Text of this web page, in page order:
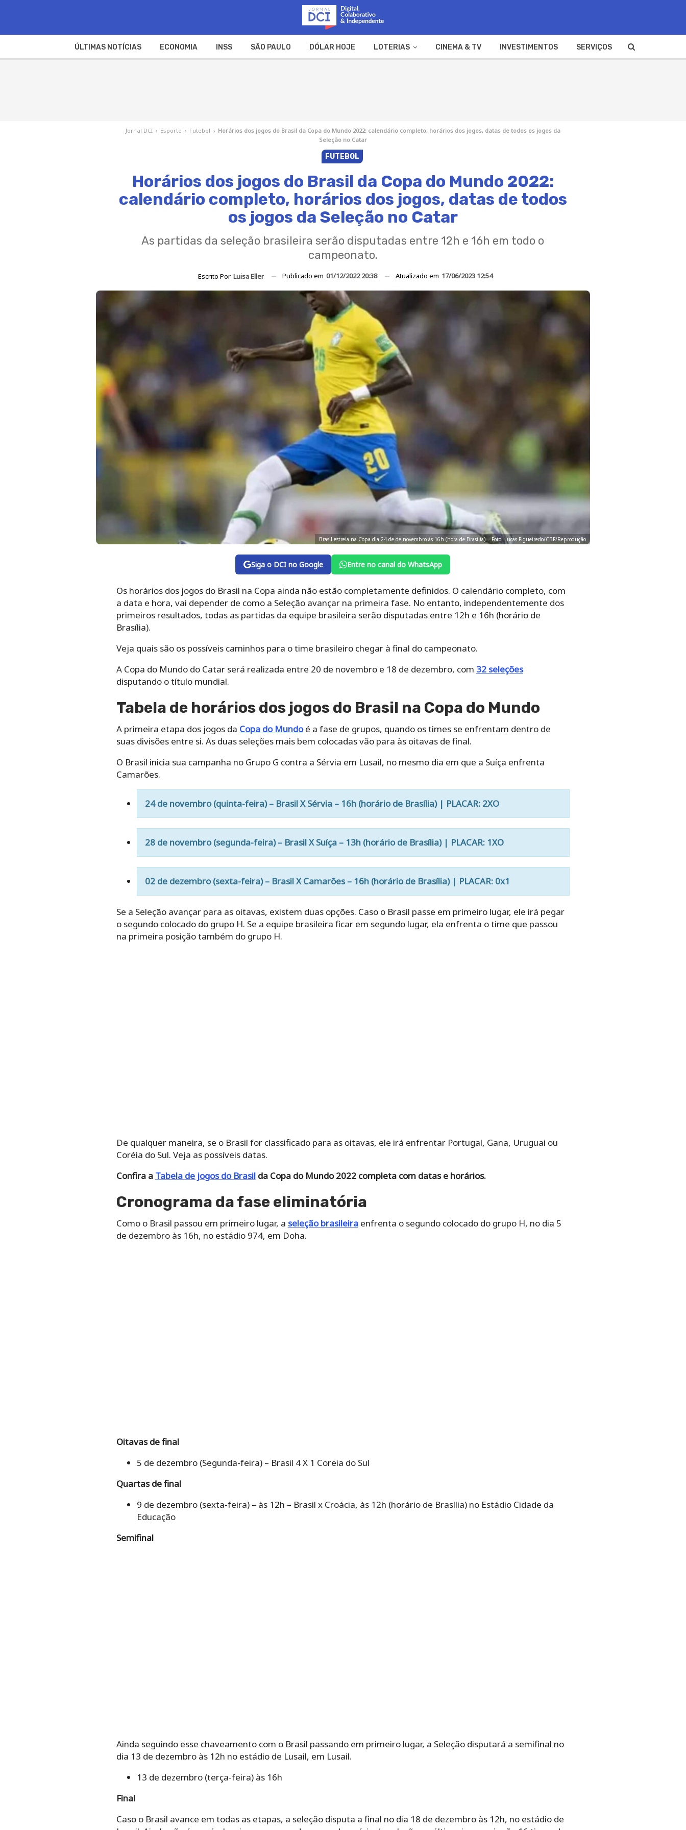
ÚLTIMAS NOTÍCIAS ECONOMIA INSS SÃO PAULO DÓLAR HOJE LOTERIAS CINEMA & TV INVESTIMENTOS SERVIÇOS
Jornal DCI › Esporte › Futebol › Horários dos jogos do Brasil da Copa do Mundo 2022: calendário completo, horários dos jogos, datas de todos os jogos da
Seleção no Catar
FUTEBOL
Horários dos jogos do Brasil da Copa do Mundo 2022:
calendário completo, horários dos jogos, datas de todos
os jogos da Seleção no Catar
As partidas da seleção brasileira serão disputadas entre 12h e 16h em todo o
campeonato.
Escrito Por Luisa Eller Publicado em 01/12/2022 20:38 Atualizado em 17/06/2023 12:54
Brasil estreia na Copa dia 24 de de novembro às 16h (hora de Brasília). - Foto: Lucas Figueiredo/CBF/Reprodução
Siga o DCI no Google Entre no canal do WhatsApp
Os horários dos jogos do Brasil na Copa ainda não estão completamente definidos. O calendário completo, com
a data e hora, vai depender de como a Seleção avançar na primeira fase. No entanto, independentemente dos
primeiros resultados, todas as partidas da equipe brasileira serão disputadas entre 12h e 16h (horário de
Brasília).
Veja quais são os possíveis caminhos para o time brasileiro chegar à final do campeonato.
A Copa do Mundo do Catar será realizada entre 20 de novembro e 18 de dezembro, com 32 seleções
disputando o título mundial.
Tabela de horários dos jogos do Brasil na Copa do Mundo
A primeira etapa dos jogos da Copa do Mundoé a fase de grupos, quando os times se enfrentam dentro de
suas divisões entre si. As duas seleções mais bem colocadas vão para às oitavas de final.
O Brasil inicia sua campanha no Grupo G contra a Sérvia em Lusail, no mesmo dia em que a Suíça enfrenta
Camarões.
24 de novembro (quinta-feira) – Brasil X Sérvia – 16h (horário de Brasília) | PLACAR: 2XO
28 de novembro (segunda-feira) – Brasil X Suíça – 13h (horário de Brasília) | PLACAR: 1XO
02 de dezembro (sexta-feira) – Brasil X Camarões – 16h (horário de Brasília) | PLACAR: 0x1
Se a Seleção avançar para as oitavas, existem duas opções. Caso o Brasil passe em primeiro lugar, ele irá pegar
o segundo colocado do grupo H. Se a equipe brasileira ficar em segundo lugar, ela enfrenta o time que passou
na primeira posição também do grupo H.
De qualquer maneira, se o Brasil for classificado para as oitavas, ele irá enfrentar Portugal, Gana, Uruguai ou
Coréia do Sul. Veja as possíveis datas.
Confira a Tabela de jogos do Brasilda Copa do Mundo 2022 completa com datas e horários.
Cronograma da fase eliminatória
Como o Brasil passou em primeiro lugar, a seleção brasileiraenfrenta o segundo colocado do grupo H, no dia 5
de dezembro às 16h, no estádio 974, em Doha.
Oitavas de final
5 de dezembro (Segunda-feira) – Brasil 4 X 1 Coreia do Sul
Quartas de final
9 de dezembro (sexta-feira) – às 12h – Brasil x Croácia, às 12h (horário de Brasília) no Estádio Cidade da
Educação
Semifinal
Ainda seguindo esse chaveamento com o Brasil passando em primeiro lugar, a Seleção disputará a semifinal no
dia 13 de dezembro às 12h no estádio de Lusail, em Lusail.
13 de dezembro (terça-feira) às 16h
Final
Caso o Brasil avance em todas as etapas, a seleção disputa a final no dia 18 de dezembro às 12h, no estádio de